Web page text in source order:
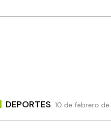
DEPORTES 10 de febrero